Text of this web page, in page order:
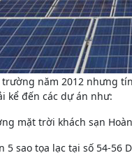
năm 2012 nhưng
kể đến các dự án như:
mặt trời khách sạn
5 sao tọa lạc tại số 54-